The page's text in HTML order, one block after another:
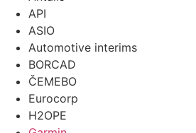
API
ASIO
Automotive interims
BORCAD
ČEMEBO
Eurocorp
H2OPE